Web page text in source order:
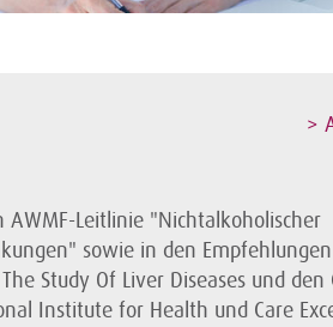
>
AWMF-Leitlinie "Nichtalkoholischer
sowie in den
Study Of Liver Diseases und den
Institute for Health und Care